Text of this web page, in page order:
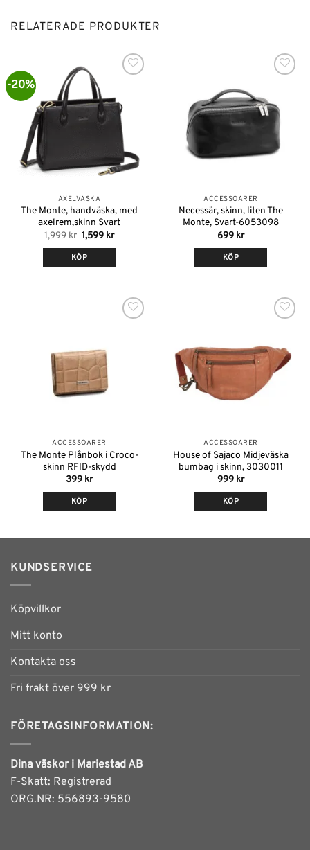
RELATERADE PRODUKTER
-20%
AXELVÄSKA
The Monte, handväska, med
axelrem,skinn Svart
1,999kr Det
priset
var:
1,999 kr.
1,599 krDet
1,599 kr.
KÖP
önskelistan
ACCESSOARER
Necessär, skinn, liten The
Monte, Svart-6053098
699 kr
KÖP
ACCESSOARER
The Monte Plånbok i Croco-
skinn RFID-skydd
399 kr
KÖP
har
produktsidan
ACCESSOARER
House of Sajaco Midjeväska
bumbag i skinn, 3030011
999 kr
KÖP
KUNDSERVICE
Köpvillkor
Mitt konto
Kontakta oss
Fri frakt över 999 kr
FÖRETAGSINFORMATION:
Dina väskor i Mariestad AB
F-Skatt: Registrerad
ORG.NR: 556893-9580